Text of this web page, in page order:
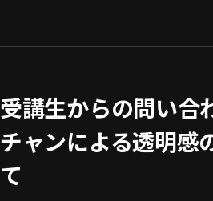
受講生からの問い合
チャンによる透明感
て